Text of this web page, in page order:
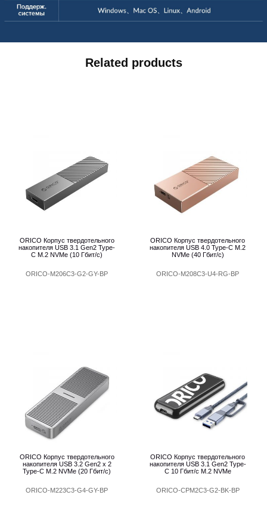
Related products
ORICO Корпус твердотельного
накопителя USB 3.1 Gen2 Type-
C M.2 NVMe (10 Гбит/с)
ORICO-M206C3-G2-GY-BP
ORICO Корпус твердотельного
накопителя USB 4.0 Type-C M.2
NVMe (40 Гбит/с)
ORICO-M208C3-U4-RG-BP
ORICO Корпус твердотельного
накопителя USB 3.2 Gen2 х 2
Type-C M.2 NVMe (20 Гбит/с)
ORICO-M223C3-G4-GY-BP
ORICO Корпус твердотельного
накопителя USB 3.1 Gen2 Type-
C 10 Гбит/с M.2 NVMe
ORICO-CPM2C3-G2-BK-BP